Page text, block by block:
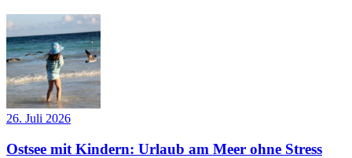
26. Juli 2026
Ostsee mit Kindern: Urlaub am Meer ohne Stress